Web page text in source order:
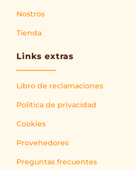
Nostros
Tienda
Links extras
Libro de reclamaciones
Política de privacidad
Cookies
Provehedores
Preguntas frecuentes